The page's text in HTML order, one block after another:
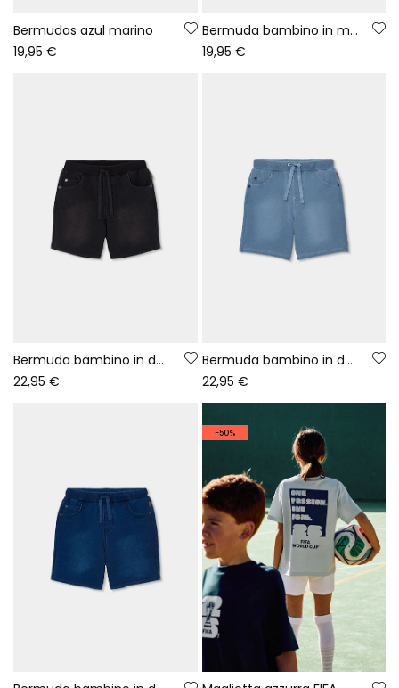
Bermudas azul marino
19,95 €
Bermuda bambino in maglia neri
19,95 €
Bermuda bambino in denim felpato neri
22,95 €
Bermuda bambino in denim felpato bleach
22,95 €
-50%